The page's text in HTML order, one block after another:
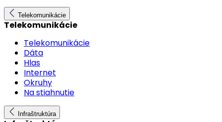
Telekomunikácie
Telekomunikácie
Telekomunikácie
Dáta
Hlas
Internet
Okruhy
Na stiahnutie
Infraštruktúra